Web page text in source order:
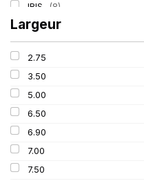
IRIS
(8)
ITALMATIC
KLEBER (116)
LASSA
LING LONG
MICHELIN
MITAS
Mondolfo ferro
PIRELLI
PROMETEON
Largeur
2.75
3.50
5.00
6.50
6.90
7.00
7.50